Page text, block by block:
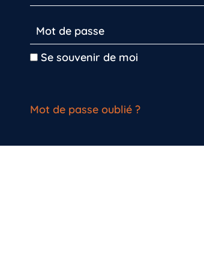
Se souvenir de moi
Mot de passe oublié ?